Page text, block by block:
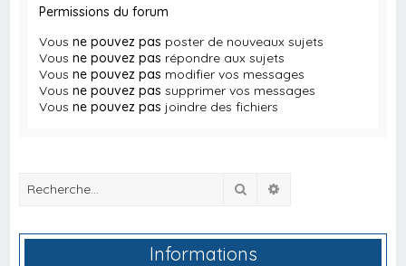
Permissions du forum
Vousne pouvez pas poster de nouveaux sujets
Vousne pouvez pas répondre aux sujets
Vousne pouvez pas modifier vos messages
Vousne pouvez pas supprimer vos messages
Vousne pouvez pas joindre des fichiers
Rechercher
Informations